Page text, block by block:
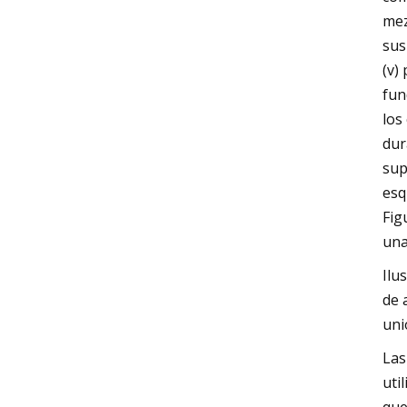
(v)
los
de